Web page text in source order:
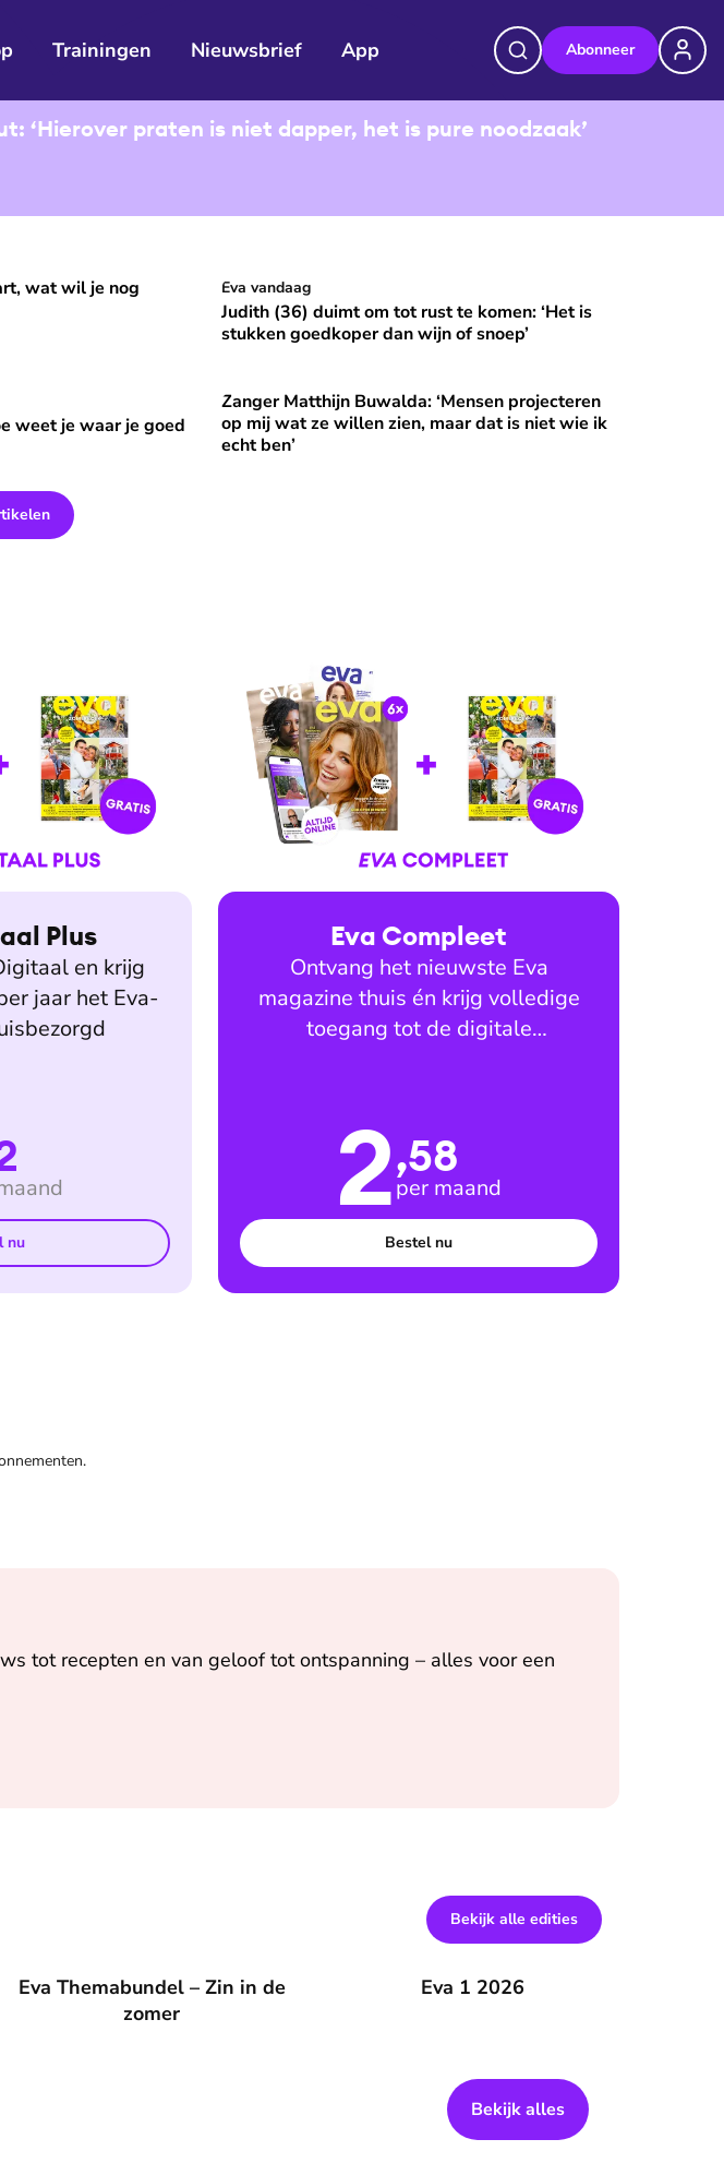
Trainingen Nieuwsbrief App Abonneer
‘Hierover praten is niet dapper, het is pure noodzaak’
wat wil je nog meer?’
wat wil je nog
Judith (36) duimt om tot rust te komen: ‘Het is stukken
⭐Premium
Eva vandaag
Judith (36) duimt om tot rust te komen: ‘Het is
stukken goedkoper dan wijn of snoep’
je waar je goed aan doet?
weet je waar je goed
Zanger Matthijn Buwalda: ‘Mensen projecteren op mij wat ze
⭐Premium
Zanger Matthijn Buwalda: ‘Mensen projecteren
op mij wat ze willen zien, maar dat is niet wie ik
echt ben’
Plus
en krijg
jaar het Eva-
nu
Eva Compleet
Ontvang het nieuwste Eva
magazine thuis én krijg volledige
toegang tot de digitale
2,58
per maand
Bestel nu
tot recepten en van geloof tot ontspanning – alles voor een
Bekijk alle edities
Eva Themabundel – Zin in de
zomer
Eva Themabundel – Zin in de zomer Eva 1 2026
Bekijk alles